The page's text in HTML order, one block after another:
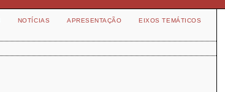
NOTÍCIAS APRESENTAÇÃO
EIXOS TEMÁTICOS